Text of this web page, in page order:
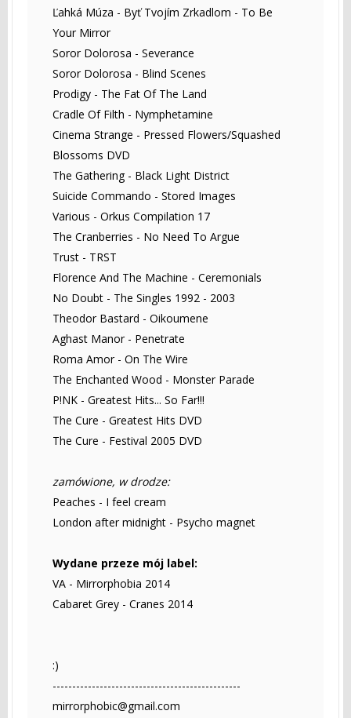
Ľahká Múza - Byť Tvojím Zrkadlom - To Be
Your Mirror
Soror Dolorosa - Severance
Soror Dolorosa - Blind Scenes
Prodigy - The Fat Of The Land
Cradle Of Filth - Nymphetamine
Cinema Strange - Pressed Flowers/Squashed
Blossoms DVD
The Gathering - Black Light District
Suicide Commando - Stored Images
Various - Orkus Compilation 17
The Cranberries - No Need To Argue
Trust - TRST
Florence And The Machine - Ceremonials
No Doubt - The Singles 1992 - 2003
Theodor Bastard - Oikoumene
Aghast Manor - Penetrate
Roma Amor - On The Wire
The Enchanted Wood - Monster Parade
P!NK - Greatest Hits... So Far!!!
The Cure - Greatest Hits DVD
The Cure - Festival 2005 DVD
zamówione, w drodze:
Peaches - I feel cream
London after midnight - Psycho magnet
Wydane przeze mój label:
VA - Mirrorphobia 2014
Cabaret Grey - Cranes 2014
:)
------------------------------------------------
mirrorphobic@gmail.com